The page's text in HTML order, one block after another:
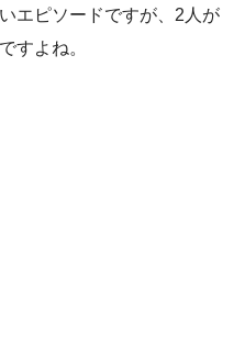
エピソードですが、2人が
すよね。